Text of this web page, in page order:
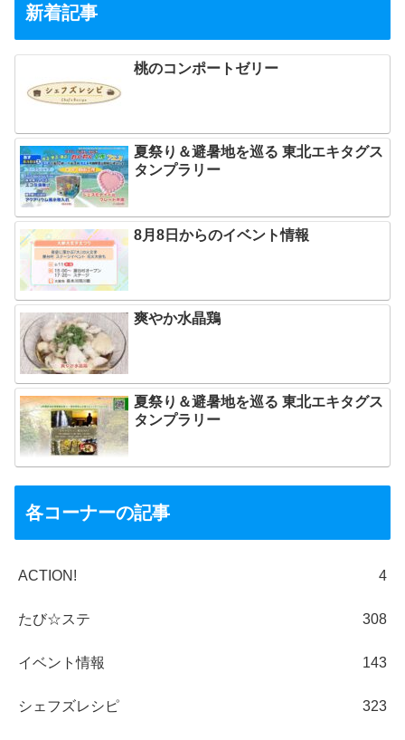
新着記事
桃のコンポートゼリー
夏祭り＆避暑地を巡る 東北エキタグス
タンプラリー
8月8日からのイベント情報
爽やか水晶鶏
夏祭り＆避暑地を巡る 東北エキタグス
タンプラリー
各コーナーの記事
ACTION! 4
たび☆ステ 308
イベント情報 143
シェフズレシピ 323